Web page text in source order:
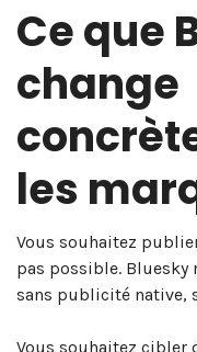
Ce que
change
les
Vous souhaitez
pas possible. Bluesky
sans publicité native,
Vous souhaitez cibler